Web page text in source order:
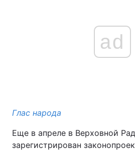
ad
Глас народа
Еще в апреле в Верховной
зарегистрирован